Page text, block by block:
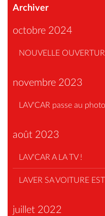
Archiver
octobre 2024
NOUVELLE
novembre 2023
LAV'CAR passe au
août 2023
LAV'CAR A LA TV !
LAVER SA VOITURE
juillet 2022